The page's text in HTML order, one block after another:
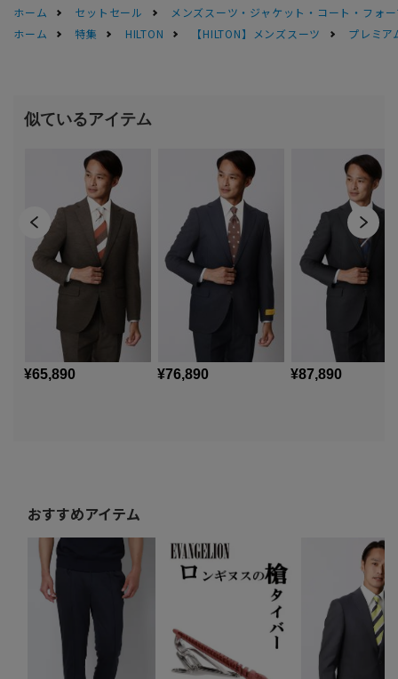
ホーム
セットセール
メンズスーツ・ジャケット・コート・フォ
ホーム
特集 HILTON 【HILTON】メンズスーツ プレミア